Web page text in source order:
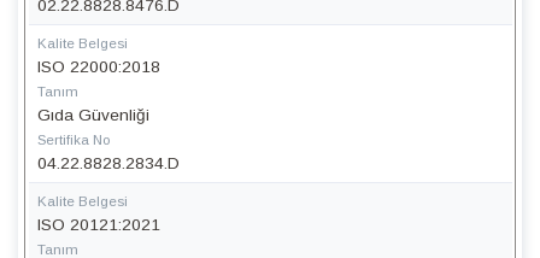
02.22.8828.8476.D
Kalite Belgesi
ISO 22000:2018
Tanım
Gıda Güvenliği
Sertifika No
04.22.8828.2834.D
Kalite Belgesi
ISO 20121:2021
Tanım